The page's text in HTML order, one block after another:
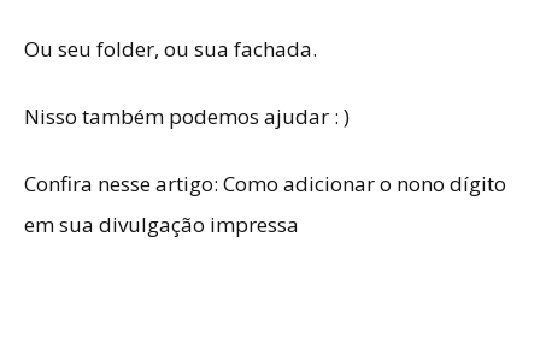
Ou seu folder, ou sua fachada.
Nisso também podemos ajudar : )
Confira nesse artigo: Como adicionar o nono dígito
em sua divulgação impressa